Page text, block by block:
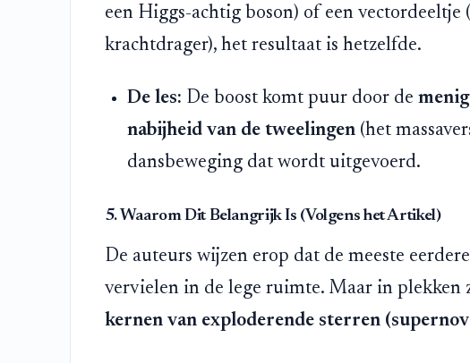
een Higgs-achtig boson) of een
krachtdrager), het resultaat is hetzelfde.
De les: De boost komt puur door de
nabijheid van de tweelingen (het
dansbeweging dat wordt uitgevoerd.
5. Waarom Dit Belangrijk Is (Volgens het Artikel)
De auteurs wijzen erop dat de meeste
vervielen in de lege ruimte. Maar in plekken
kernen van exploderende sterren